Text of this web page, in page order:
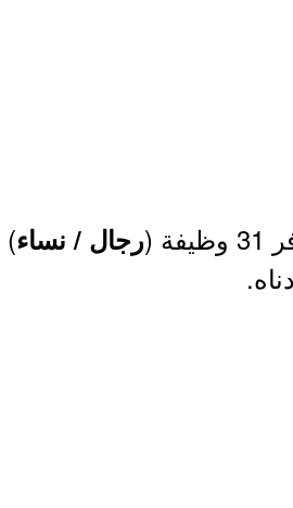
( رجال / نساء)